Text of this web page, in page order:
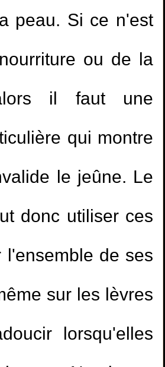
peau. Si ce n'est
ou de la
il faut une
qui montre
le jeûne. Le
donc utiliser ces
de ses
sur les lèvres
lorsqu'elles
collège mixte
meurt électrocutée à le